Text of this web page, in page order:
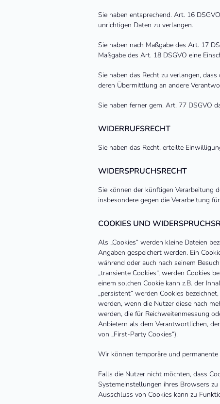
Sie haben entsprechend. Art. 16
unrichtigen Daten zu verlangen.
Sie haben nach Maßgabe des Art. 17
Maßgabe des Art. 18 DSGVO eine
Sie haben das Recht zu verlangen,
deren Übermittlung an andere
Sie haben ferner gem. Art. 77 DSGVO
WIDERRUFSRECHT
Sie haben das Recht, erteilte
WIDERSPRUCHSRECHT
Sie können der künftigen Verarbeitung
insbesondere gegen die Verarbeitung
COOKIES UND
Als „Cookies“ werden kleine Dateien
Angaben gespeichert werden. Ein
während oder auch nach seinem
„transiente Cookies“, werden Cookies
einem solchen Cookie kann z.B. der
„persistent“ werden Cookies
werden, wenn die Nutzer diese nach
werden, die für Reichweitenmessung
Anbietern als dem Verantwortlichen,
von „First-Party Cookies“).
Wir können temporäre und
Falls die Nutzer nicht möchten, dass
Systemeinstellungen ihres Browsers
Ausschluss von Cookies kann zu